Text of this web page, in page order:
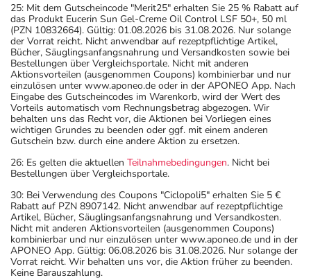
25: Mit dem Gutscheincode "Merit25" erhalten Sie 25 % Rabatt auf
das Produkt Eucerin Sun Gel-Creme Oil Control LSF 50+, 50 ml
(PZN 10832664). Gültig: 01.08.2026 bis 31.08.2026. Nur solange
der Vorrat reicht. Nicht anwendbar auf rezeptpflichtige Artikel,
Bücher, Säuglingsanfangsnahrung und Versandkosten sowie bei
Bestellungen über Vergleichsportale. Nicht mit anderen
Aktionsvorteilen (ausgenommen Coupons) kombinierbar und nur
einzulösen unter www.aponeo.de oder in der APONEO App. Nach
Eingabe des Gutscheincodes im Warenkorb, wird der Wert des
Vorteils automatisch vom Rechnungsbetrag abgezogen. Wir
behalten uns das Recht vor, die Aktionen bei Vorliegen eines
wichtigen Grundes zu beenden oder ggf. mit einem anderen
Gutschein bzw. durch eine andere Aktion zu ersetzen.
26: Es gelten die aktuellen Teilnahmebedingungen. Nicht bei
Bestellungen über Vergleichsportale.
30: Bei Verwendung des Coupons "Ciclopoli5" erhalten Sie 5 €
Rabatt auf PZN 8907142. Nicht anwendbar auf rezeptpflichtige
Artikel, Bücher, Säuglingsanfangsnahrung und Versandkosten.
Nicht mit anderen Aktionsvorteilen (ausgenommen Coupons)
kombinierbar und nur einzulösen unter www.aponeo.de und in der
APONEO App. Gültig: 06.08.2026 bis 31.08.2026. Nur solange der
Vorrat reicht. Wir behalten uns vor, die Aktion früher zu beenden.
Keine Barauszahlung.